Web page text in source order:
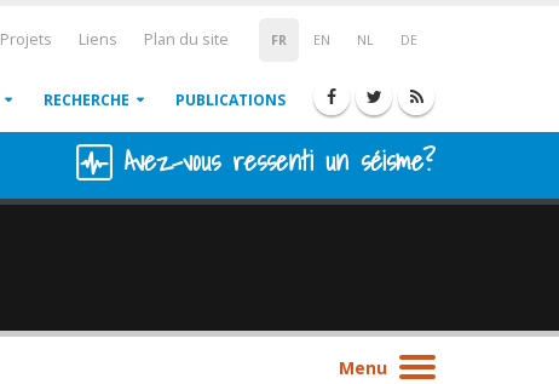
FR EN NL DE
Projets Liens Plan du site
RECHERCHE PUBLICATIONS
Avez-vous ressenti un séisme?
Menu